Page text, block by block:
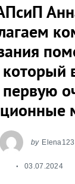
первую
by
03.07.2024